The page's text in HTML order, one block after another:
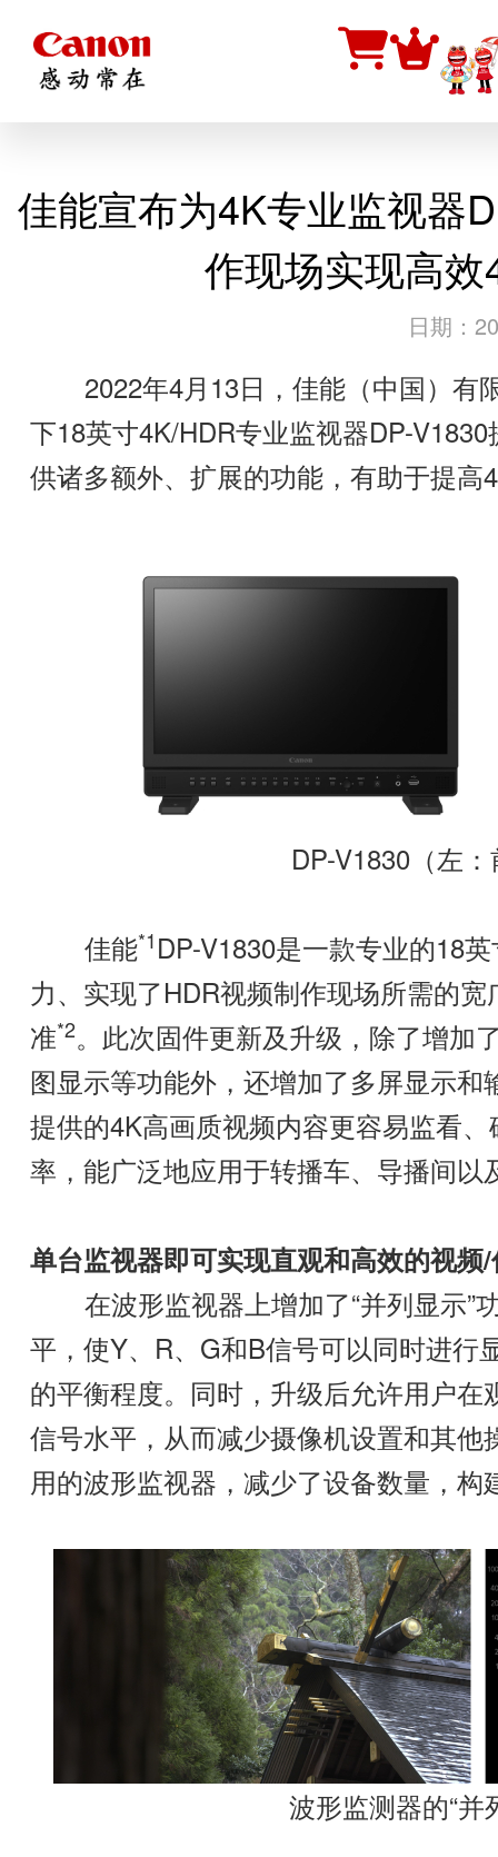
佳能宣布为4K专业监视器
作现场实现高
日期：
2022年4月13日，佳能（中国）有
下18英寸4K/HDR专业监视器DP-
供诸多额外、扩展的功能，有助于提
DP-V1830（左
佳能*1DP-V1830是一款专业的18
力、实现了HDR视频制作现场所需的
准*2。此次固件更新及升级，除了增加
图显示等功能外，还增加了多屏显示
提供的4K高画质视频内容更容易监看
率，能广泛地应用于转播车、导播间
单台监视器即可实现直观和高效的视
在波形监视器上增加了“并列显示”
平，使Y、R、G和B信号可以同时进行
的平衡程度。同时，升级后允许用户
信号水平，从而减少摄像机设置和其
用的波形监视器，减少了设备数量，构
波形监测器的“并